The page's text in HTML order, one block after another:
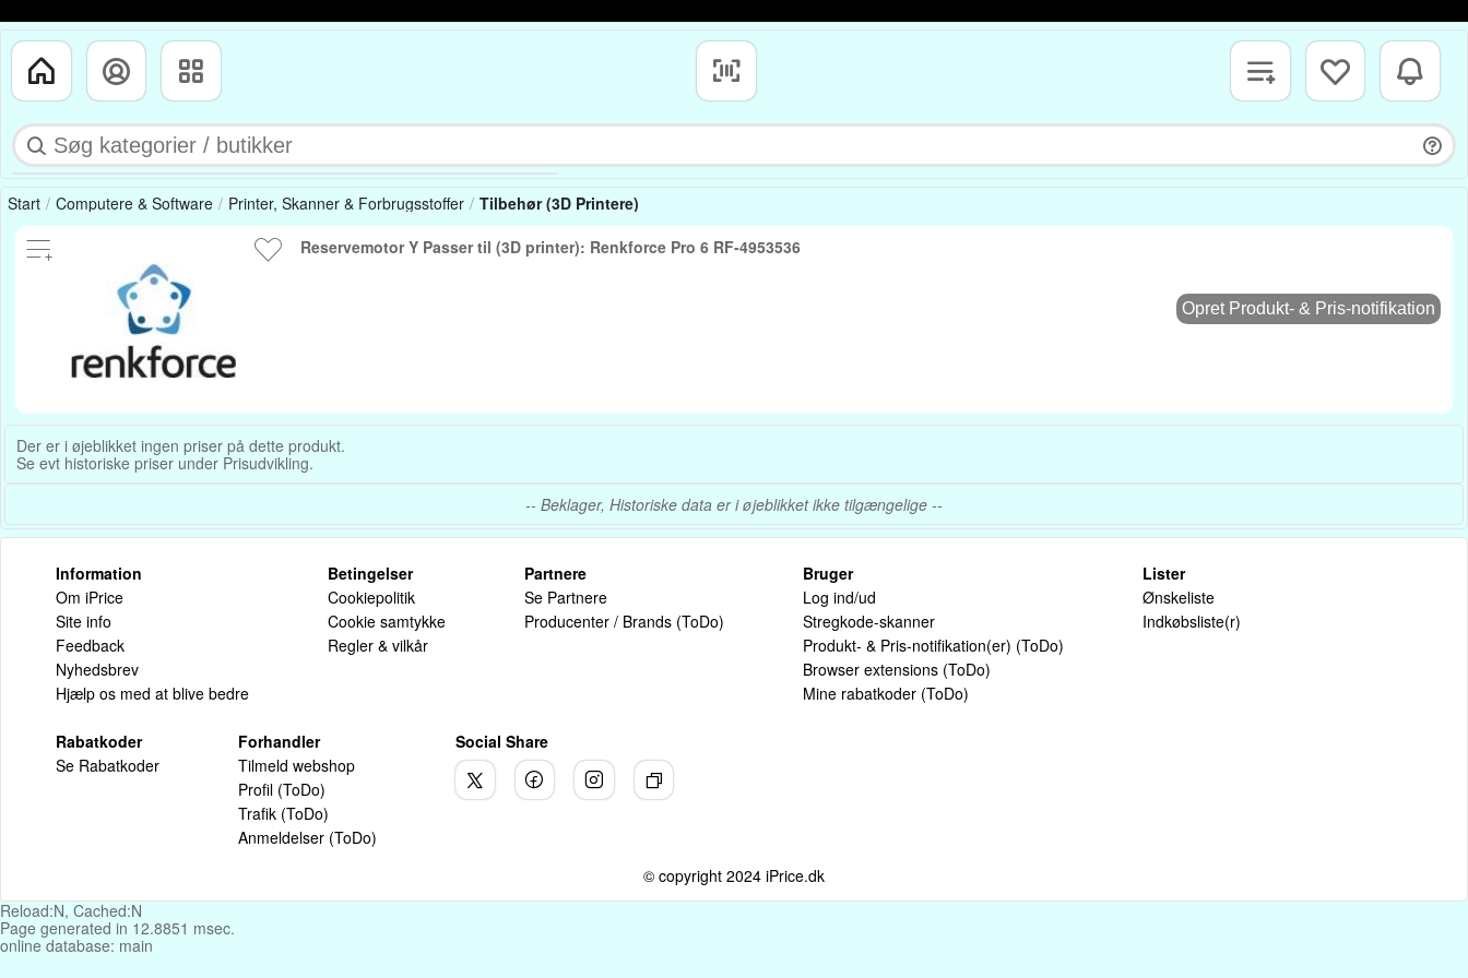
Start Computere & Software Printer, Skanner & Forbrugsstoffer
Tilbehør (3D Printere)
Reservemotor Y Passer til (3D printer): Renkforce Pro 6 RF-4953536
Opret Produkt- & Pris-notifikation
Der er i øjeblikket ingen priser på dette produkt.
Se evt historiske priser under Prisudvikling.
-- Beklager, Historiske data er i øjeblikket ikke tilgængelige --
Information
Om iPrice
Site info
Feedback
Nyhedsbrev
Hjælp os med at blive bedre
Betingelser
Cookiepolitik
Cookie samtykke
Regler & vilkår
Partnere
Se Partnere
Producenter / Brands (ToDo)
Bruger
Log ind/ud
Stregkode-skanner
Produkt- & Pris-notifikation(er) (ToDo)
Browser extensions (ToDo)
Mine rabatkoder (ToDo)
Lister
Ønskeliste
Indkøbsliste(r)
Rabatkoder
Se Rabatkoder
Forhandler
Tilmeld webshop
Profil (ToDo)
Trafik (ToDo)
Anmeldelser (ToDo)
Social Share
© copyright 2024 iPrice.dk
Reload:N, Cached:N
Page generated in 12.8851 msec.
online database: main